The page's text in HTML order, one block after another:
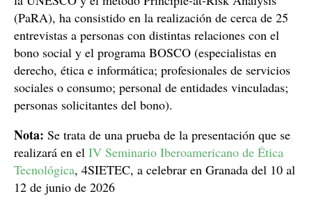
(PaRA), ha consistido en la realización de cerca de 25
entrevistas a personas con distintas relaciones con el
bono social y el programa BOSCO (especialistas en
derecho, ética e informática; profesionales de servicios
sociales o consumo; personal de entidades vinculadas;
personas solicitantes del bono).
Nota: Se trata de una prueba de la presentación que se
realizará en el IV Seminario Iberoamericano de Ética
Tecnológica, 4SIETEC, a celebrar en Granada del 10 al
12 de junio de 2026